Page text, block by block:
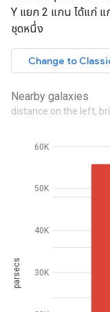
Y แยก 2 แกน ได้แก่ แ
ชุดหนึ่ง